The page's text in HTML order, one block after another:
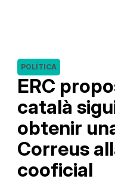
ERC
català
obtenir
Correus
cooficial
POLÍTICA